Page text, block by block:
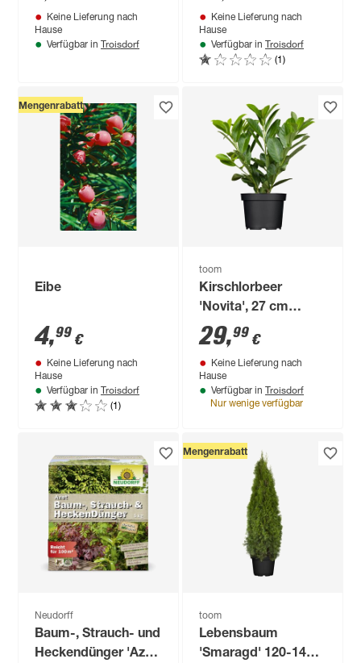
Keine Lieferung nach
Hause
Verfügbar in Troisdorf
Keine Lieferung nach
Hause
Verfügbar in Troisdorf
(1)
Mengenrabatt
Eibe
4,99 €
Keine Lieferung nach
Hause
Verfügbar in Troisdorf
(1)
toom
Kirschlorbeer
'Novita', 27 cm
topfgewachsen
29,99 €
Keine Lieferung nach
Hause
Verfügbar in Troisdorf
Nur wenige verfügbar
Neudorff
Baum-, Strauch- und
Heckendünger 'Azet'
Mengenrabatt
toom
Lebensbaum
'Smaragd' 120-140